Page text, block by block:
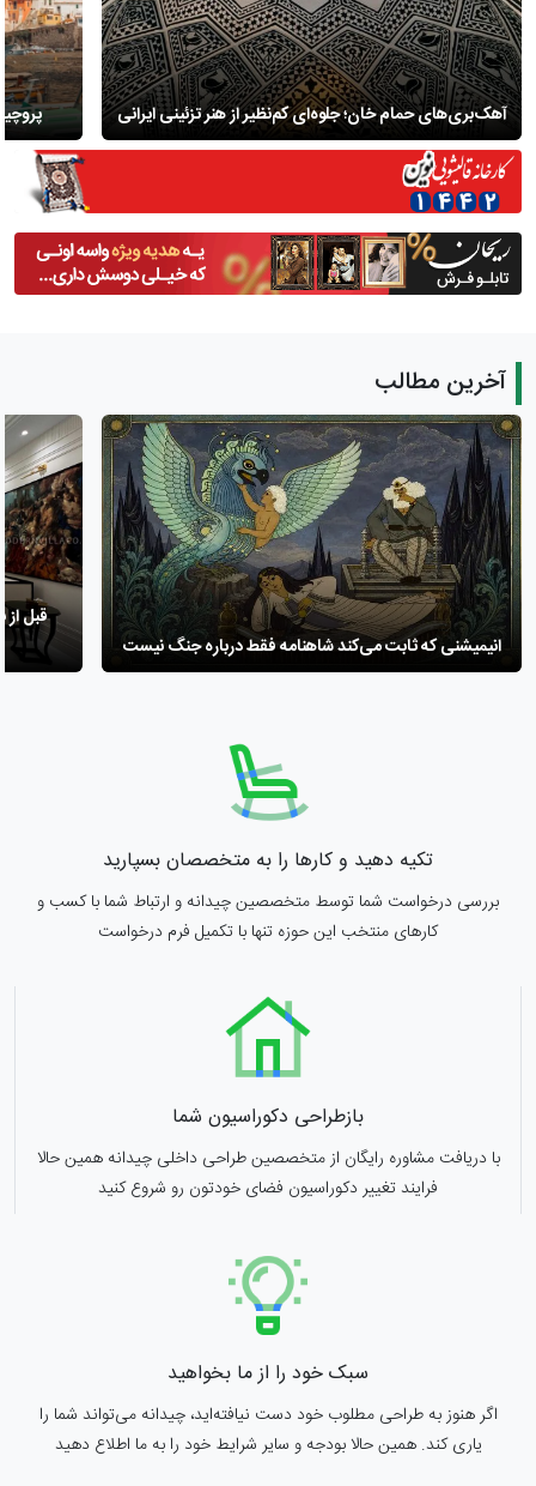
آهک‌بری‌های حمام خان؛ جلوه‌ای کم‌نظیر از هنر تزئینی ایرانی
آخرین مطالب
انیمیشنی که ثابت می‌کند شاهنامه فقط درباره جنگ نیست
تکیه دهید و کارها را به متخصصان بسپارید
بررسی درخواست شما توسط متخصصین چیدانه و ارتباط شما با کسب و
کارهای منتخب این حوزه تنها با تکمیل فرم درخواست
بازطراحی دکوراسیون شما
با دریافت مشاوره رایگان از متخصصین طراحی داخلی چیدانه همین حالا
فرایند تغییر دکوراسیون فضای خودتون رو شروع کنید
سبک خود را از ما بخواهید
اگر هنوز به طراحی مطلوب خود دست نیافته‌اید، چیدانه می‌تواند شما را
یاری کند. همین حالا بودجه و سایر شرایط خود را به ما اطلاع دهید